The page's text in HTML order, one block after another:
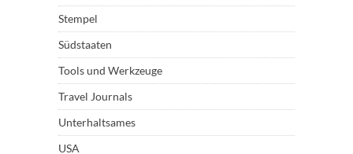
Stempel
Südstaaten
Tools und Werkzeuge
Travel Journals
Unterhaltsames
USA